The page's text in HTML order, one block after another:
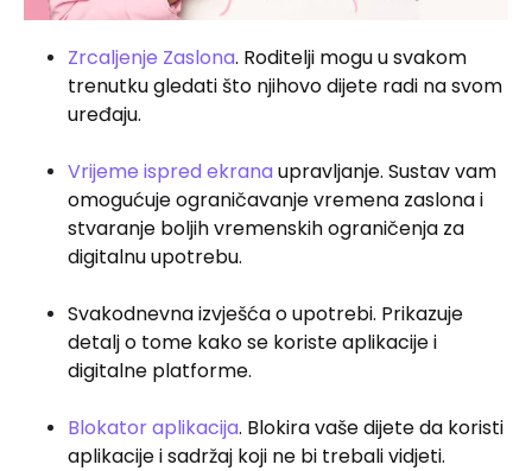
Zrcaljenje Zaslona. Roditelji mogu u svakom
trenutku gledati što njihovo dijete radi na svom
uređaju.
Vrijeme ispred ekrana upravljanje. Sustav vam
omogućuje ograničavanje vremena zaslona i
stvaranje boljih vremenskih ograničenja za
digitalnu upotrebu.
Svakodnevna izvješća o upotrebi. Prikazuje
detalj o tome kako se koriste aplikacije i
digitalne platforme.
Blokator aplikacija. Blokira vaše dijete da koristi
aplikacije i sadržaj koji ne bi trebali vidjeti.